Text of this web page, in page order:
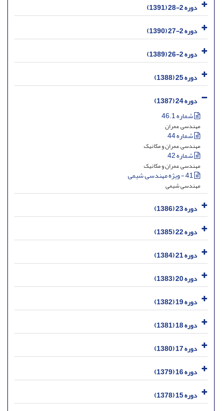
دوره 2-28 (1391)
دوره 2-27 (1390)
دوره 2-26 (1389)
دوره 25 (1388)
دوره 24 (1387)
شماره 46.1
مهندسی عمران
شماره 44
مهندسی عمران و مکانیک
شماره 42
مهندسی عمران و مکانیک
مهندسی شیمی
دوره 23 (1386)
دوره 22 (1385)
دوره 21 (1384)
دوره 20 (1383)
دوره 19 (1382)
دوره 18 (1381)
دوره 17 (1380)
دوره 16 (1379)
دوره 15 (1378)